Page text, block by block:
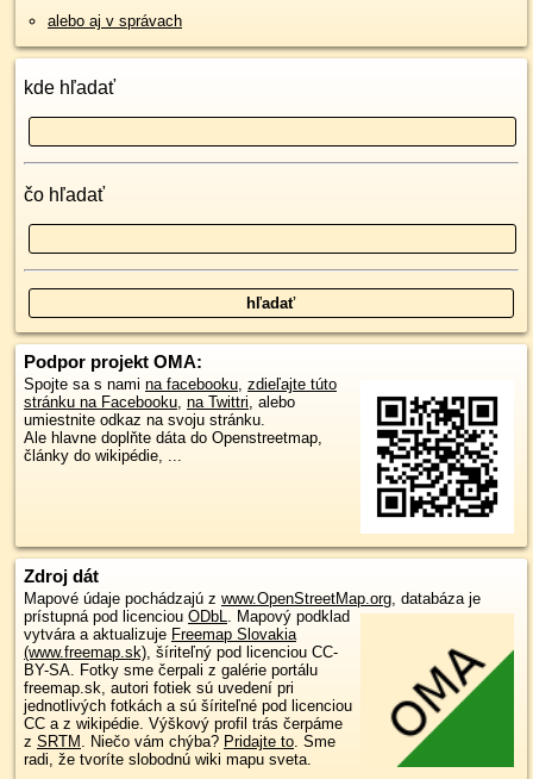
alebo aj v správach
kde hľadať
čo hľadať
Podpor projekt OMA:
Spojte sa s nami na facebooku, zdieľajte túto
stránku na Facebooku, na Twittri, alebo
umiestnite odkaz na svoju stránku.
Ale hlavne doplňte dáta do Openstreetmap,
články do wikipédie, ...
Zdroj dát
Mapové údaje pochádzajú z www.OpenStreetMap.org, databáza je
prístupná pod licenciou ODbL. Mapový podklad
vytvára a aktualizuje Freemap Slovakia
(www.freemap.sk), šíriteľný pod licenciou CC-
BY-SA. Fotky sme čerpali z galérie portálu
freemap.sk, autori fotiek sú uvedení pri
jednotlivých fotkách a sú šíriteľné pod licenciou
CC a z wikipédie. Výškový profil trás čerpáme
z SRTM . Niečo vám chýba? Pridajte to. Sme
radi, že tvoríte slobodnú wiki mapu sveta.